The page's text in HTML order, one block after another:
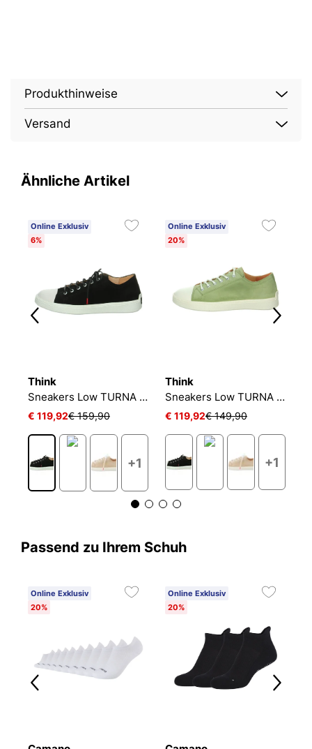
Produkthinweise
Versand
Ähnliche Artikel
Online Exklusiv
6%
Think
Sneakers Low TURNA DAMEN
€ 119,92€ 159,90
+1
Online Exklusiv
20%
Think
Sneakers Low TURNA DAMEN
€ 119,92€ 149,90
+1
Passend zu Ihrem Schuh
Online Exklusiv
20%
Online Exklusiv
20%